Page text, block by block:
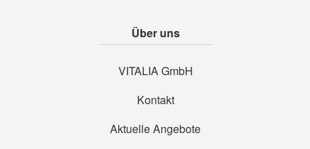
Über uns
VITALIA GmbH
Kontakt
Aktuelle Angebote